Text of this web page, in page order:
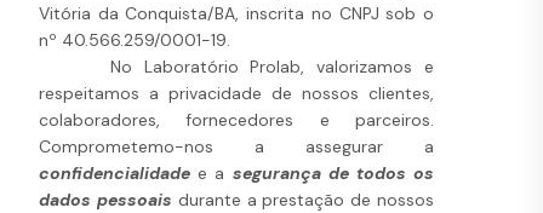
Vitória da Conquista/BA, inscrita no CNPJ sob o
nº 40.566.259/0001-19.
No Laboratório Prolab, valorizamos e
respeitamos a privacidade de nossos clientes,
colaboradores, fornecedores e parceiros.
Comprometemo-nos a assegurar a
confidencialidadee a segurança de todos os
dados pessoais durante a prestação de nossos